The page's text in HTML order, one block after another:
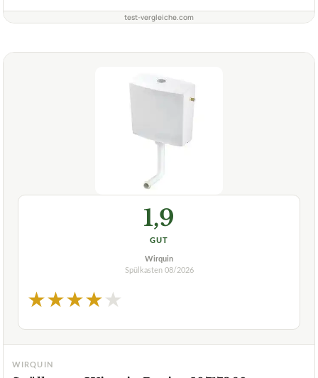
test-vergleiche.com
1,9
GUT
Wirquin
Spülkasten 08/2026
★★★★★
WIRQUIN